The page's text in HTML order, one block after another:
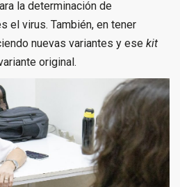
la determinación de
el virus. También, en tener
nuevas variantes y ese kit
original.